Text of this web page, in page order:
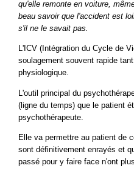
qu'elle remonte en voiture,
beau savoir que l'accident est
s'il ne le savait pas.
L'ICV (Intégration du Cycle de
soulagement souvent rapide
physiologique.
L'outil principal du
(ligne du temps) que le patient
psychothérapeute.
Elle va permettre au patient de
sont définitivement enrayés et
passé pour y faire face n'ont